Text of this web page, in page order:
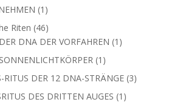
1 1
Produkt
Riten 4646
Produkte
DNA DER VORFAHREN 1 1
1 1
Produkt
RITUS DER 12 DNA-STRÄNGE 33
DES DRITTEN AUGES 1 1